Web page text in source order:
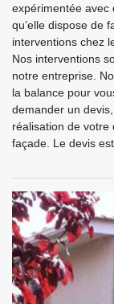
expérimentée avec
qu’elle dispose de
interventions chez
Nos interventions
notre entreprise.
la balance pour
demander un
réalisation de votre
façade. Le devis